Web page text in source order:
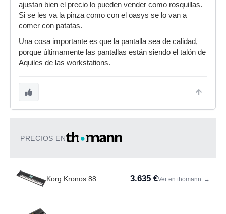
ajustan bien el precio lo pueden vender como rosquillas.
Si se les va la pinza como con el oasys se lo van a
comer con patatas.
Una cosa importante es que la pantalla sea de calidad,
porque últimamente las pantallas están siendo el talón de
Aquiles de las workstations.
PRECIOS EN
Korg Kronos 88 3.635 €Ver en thomann →